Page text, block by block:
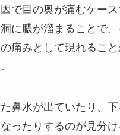
で目の奥が痛むケース
に膿が溜まることで
痛みとして現れるこ
た鼻水が出ていたり、
ったりするのが見分